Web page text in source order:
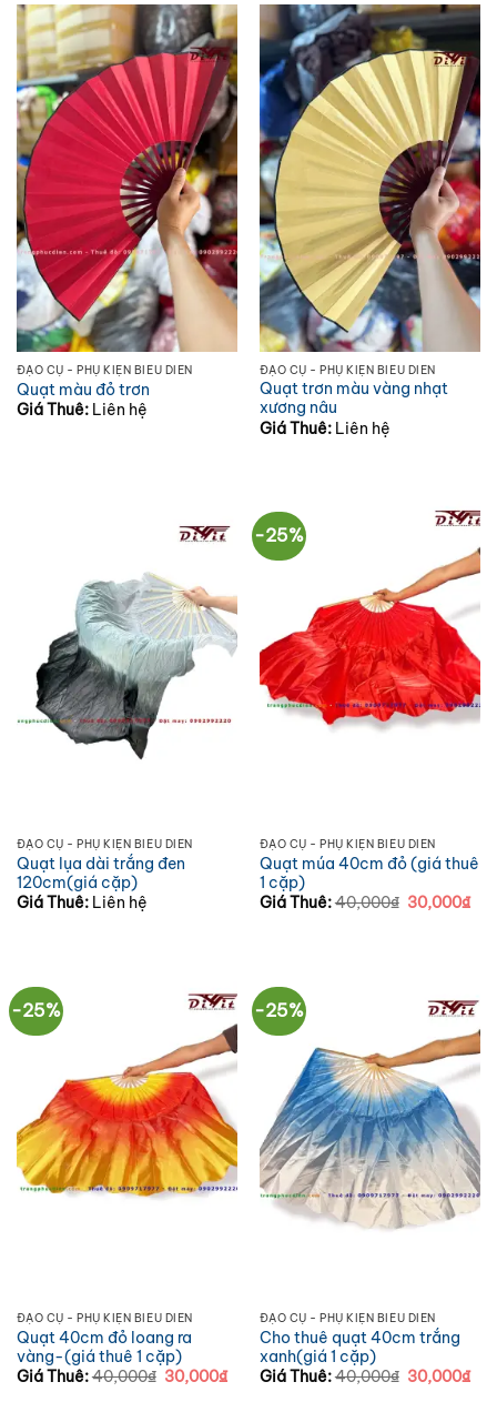
ĐẠO CỤ - PHỤ KIỆN BIỂU DIỄN
Quạt màu đỏ trơn
Giá Thuê: Liên hệ
ĐẠO CỤ - PHỤ KIỆN BIỂU DIỄN
Quạt trơn màu vàng nhạt
xương nâu
Giá Thuê: Liên hệ
ĐẠO CỤ - PHỤ KIỆN BIỂU DIỄN
Quạt lụa dài trắng đen
120cm(giá cặp)
Giá Thuê: Liên hệ
-25%
ĐẠO CỤ - PHỤ KIỆN BIỂU DIỄN
Quạt múa 40cm đỏ (giá thuê
1 cặp)
Giá Thuê:40,000₫ Giá
gốc
30,000₫Giá
-25%
ĐẠO CỤ - PHỤ KIỆN BIỂU DIỄN
Quạt 40cm đỏ loang ra
vàng-(giá thuê 1 cặp)
Giá Thuê:40,000₫ Giá
gốc
30,000₫Giá
-25%
ĐẠO CỤ - PHỤ KIỆN BIỂU DIỄN
Cho thuê quạt 40cm trắng
xanh(giá 1 cặp)
Giá Thuê:40,000₫ Giá
gốc
30,000₫Giá